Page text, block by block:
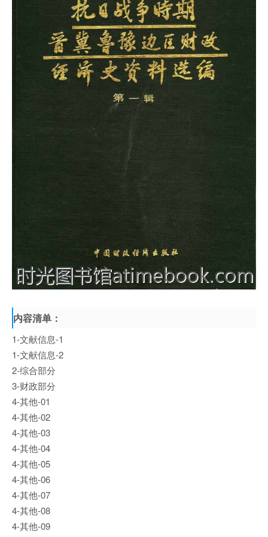
内容清单：
1-文献信息-1
1-文献信息-2
2-综合部分
3-财政部分
4-其他-01
4-其他-02
4-其他-03
4-其他-04
4-其他-05
4-其他-06
4-其他-07
4-其他-08
4-其他-09